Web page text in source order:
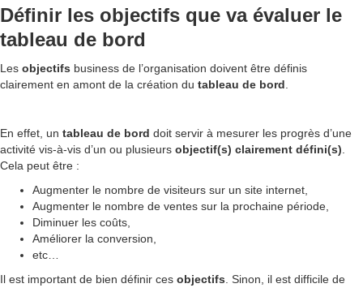
Définir les objectifs que va évaluer le
tableau de bord
Les objectifs business de l’organisation doivent être définis
clairement en amont de la création du tableau de bord
En effet, un tableau de bord doit servir à mesurer les progrès d’une
activité vis-à-vis d’un ou plusieurs objectif(s) clairement défini(s)
Cela peut être :
Augmenter le nombre de visiteurs sur un site internet,
Augmenter le nombre de ventes sur la prochaine période,
Diminuer les coûts,
Améliorer la conversion,
etc…
Il est important de bien définir ces objectifs . Sinon, il est difficile de